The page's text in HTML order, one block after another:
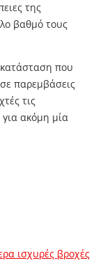
της
βαθμό τους
που
παρεμβάσεις
τις
για ακόμη μία
ισχυρές βροχές